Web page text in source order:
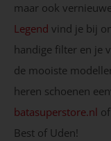
maar ook
Legend vind je bij
handige filter en je
de mooiste
heren schoenen
batasuperstore.nl
Best of Uden!